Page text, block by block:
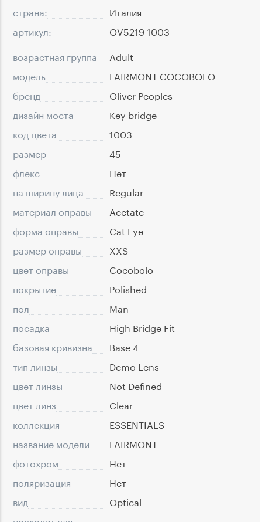
страна:
Италия
артикул:
OV5219 1003
возрастная группа
Adult
модель
FAIRMONT COCOBOLO
бренд
Oliver Peoples
дизайн моста
Key bridge
код цвета
1003
размер
45
флекс
Нет
на ширину лица
Regular
материал оправы
Acetate
форма оправы
Cat Eye
размер оправы
XXS
цвет оправы
Cocobolo
покрытие
Polished
пол
Man
посадка
High Bridge Fit
базовая кривизна
Base 4
тип линзы
Demo Lens
цвет линзы
Not Defined
цвет линз
Clear
коллекция
ESSENTIALS
название модели
FAIRMONT
фотохром
Нет
поляризация
Нет
вид
Optical